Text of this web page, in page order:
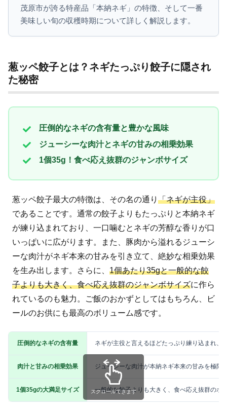
茂原市が誇る特産品「本納ネギ」の特徴、そして一番
美味しい旬の収穫時期について詳しく解説します。
葱ッペ餃子とは？ネギたっぷり餃子に隠され
た秘密
圧倒的なネギの含有量と豊かな風味
ジューシーな肉汁とネギの甘みの相乗効果
1個35g！食べ応え抜群のジャンボサイズ
葱ッペ餃子最大の特徴は、その名の通り 「ネギが主役」
であることです。通常の餃子よりもたっぷりと本納ネギ
が練り込まれており、一口噛むとネギの芳醇な香りが口
いっぱいに広がります。また、豚肉から溢れるジューシ
ーな肉汁がネギ本来の甘みを引き立て、絶妙な相乗効果
を生み出します。さらに、 1個あたり35gと一般的な餃
子よりも大きく、食べ応え抜群のジャンボサイズに作ら
れているのも魅力。ご飯のおかずとしてはもちろん、ビ
ールのお供にも最高のボリューム感です。
圧倒的なネギの含有量 ネギが主役と言えるほどたっぷり練り込まれ、
肉汁と甘みの相乗効果 ジューシーな肉汁が本納ネギ本来の甘みを極限
1個35gの大満足サイズ 一般的な餃子よりも大きく、食べ応え抜群のボ
スクロールできます